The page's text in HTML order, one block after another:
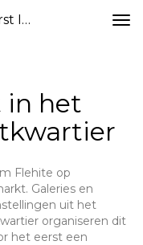
Annemiek Van Den Bedem - Kerst In Het Kunstkwartier
in het
Flehite op
Galeries en
uit het
organiseren dit
het eerst een